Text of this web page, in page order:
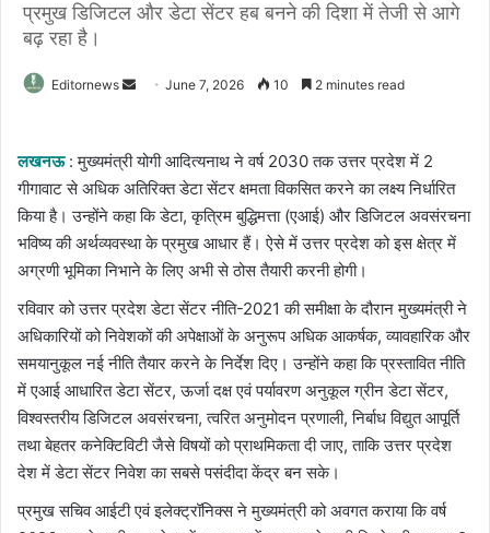
प्रमुख डिजिटल और डेटा सेंटर हब बनने की दिशा में तेजी से आगे
बढ़ रहा है।
Editornews
SendJune 7, 2026 10 2 minutes read
लखनऊ : मुख्यमंत्री योगी आदित्यनाथ ने वर्ष 2030 तक उत्तर प्रदेश में 2
गीगावाट से अधिक अतिरिक्त डेटा सेंटर क्षमता विकसित करने का लक्ष्य निर्धारित
किया है। उन्होंने कहा कि डेटा, कृत्रिम बुद्धिमत्ता (एआई) और डिजिटल अवसंरचना
भविष्य की अर्थव्यवस्था के प्रमुख आधार हैं। ऐसे में उत्तर प्रदेश को इस क्षेत्र में
अग्रणी भूमिका निभाने के लिए अभी से ठोस तैयारी करनी होगी।
रविवार को उत्तर प्रदेश डेटा सेंटर नीति-2021 की समीक्षा के दौरान मुख्यमंत्री ने
अधिकारियों को निवेशकों की अपेक्षाओं के अनुरूप अधिक आकर्षक, व्यावहारिक और
समयानुकूल नई नीति तैयार करने के निर्देश दिए। उन्होंने कहा कि प्रस्तावित नीति
में एआई आधारित डेटा सेंटर, ऊर्जा दक्ष एवं पर्यावरण अनुकूल ग्रीन डेटा सेंटर,
विश्वस्तरीय डिजिटल अवसंरचना, त्वरित अनुमोदन प्रणाली, निर्बाध विद्युत आपूर्ति
तथा बेहतर कनेक्टिविटी जैसे विषयों को प्राथमिकता दी जाए, ताकि उत्तर प्रदेश
देश में डेटा सेंटर निवेश का सबसे पसंदीदा केंद्र बन सके।
प्रमुख सचिव आईटी एवं इलेक्ट्रॉनिक्स ने मुख्यमंत्री को अवगत कराया कि वर्ष